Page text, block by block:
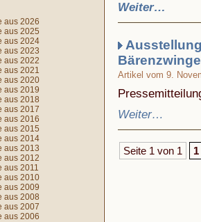
Weiter…
Artikel vom 9.
Weiter…
Seite 1 von 1 1
aus 2026
aus 2025
aus 2024
aus 2023
aus 2022
aus 2021
aus 2020
aus 2019
aus 2018
aus 2017
aus 2016
aus 2015
aus 2014
aus 2013
aus 2012
aus 2011
aus 2010
aus 2009
aus 2008
aus 2007
aus 2006